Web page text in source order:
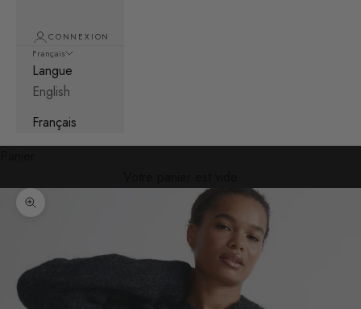
CONNEXION
Français
Langue
English
Français
Zoomer sur l'image